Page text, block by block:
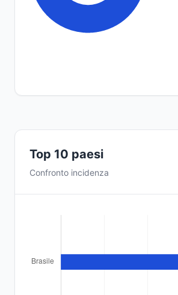
Top 10 paesi
Confronto incidenza